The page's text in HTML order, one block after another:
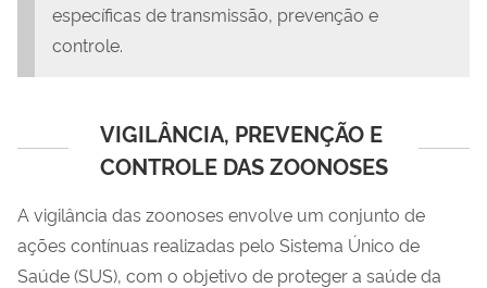
específicas de transmissão, prevenção e
controle.
VIGILÂNCIA, PREVENÇÃO E
CONTROLE DAS ZOONOSES
A vigilância das zoonoses envolve um conjunto de
ações contínuas realizadas pelo Sistema Único de
Saúde (SUS), com o objetivo de proteger a saúde da